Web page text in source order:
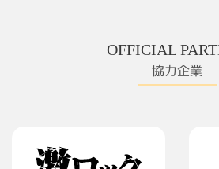
OFFICIAL
協力企業